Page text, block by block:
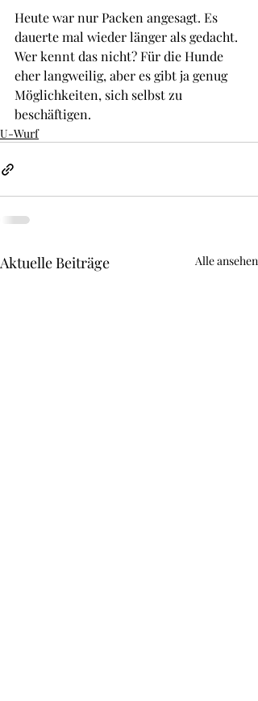
Heute war nur Packen angesagt. Es
dauerte mal wieder länger als gedacht.
Wer kennt das nicht? Für die Hunde
eher langweilig, aber es gibt ja genug
Möglichkeiten, sich selbst zu
beschäftigen.
U-Wurf
Aktuelle Beiträge Alle ansehen